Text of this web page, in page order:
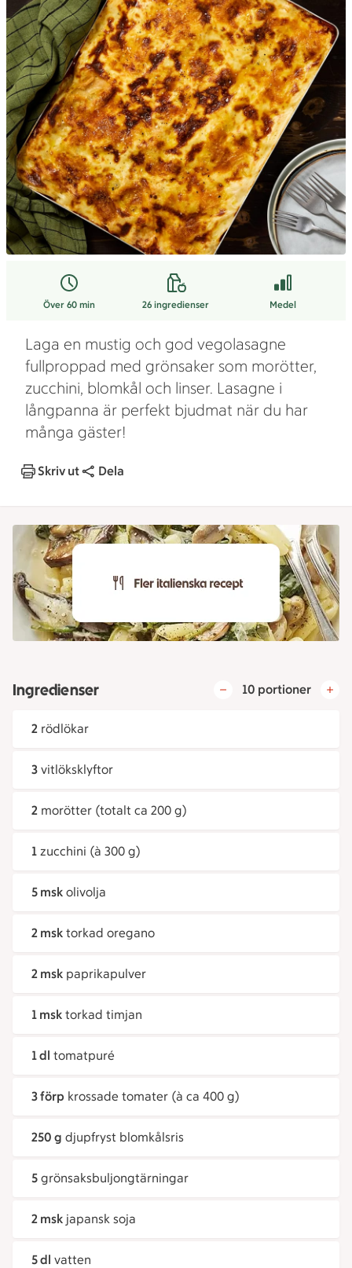
Över 60 min 26ingredienser Medel
Laga en mustig och god vegolasagne
fullproppad med grönsaker som morötter,
zucchini, blomkål och linser. Lasagne i
långpanna är perfekt bjudmat när du har
många gäster!
Skriv ut Dela
Ingredienser 10 portioner
2 rödlökar
3 vitlöksklyftor
2 morötter (totalt ca 200 g)
1 zucchini (à 300 g)
5 msk olivolja
2 msk torkad oregano
2 msk paprikapulver
1 msk torkad timjan
1 dl tomatpuré
3 förp krossade tomater (à ca 400 g)
250 g djupfryst blomkålsris
5 grönsaksbuljongtärningar
2 msk japansk soja
5 dl vatten